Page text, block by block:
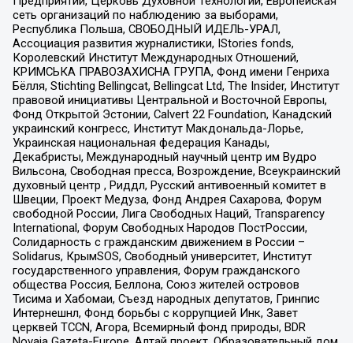
сеть организаций по наблюдению за выборами,
Республика Польша, СВОБОДНЫЙ ИДЕЛЬ-УРАЛ,
Ассоциация развития журналистики, IStories fonds,
Королевский Институт Международных Отношений,
КРИМСЬКА ПРАВОЗАХИСНА ГРУПА, Фонд имени Генриха
Бёлля, Stichting Bellingcat, Bellingcat Ltd, The Insider, Институт
правовой инициативы Центральной и Восточной Европы,
Фонд Открытой Эстонии, Calvert 22 Foundation, Канадский
украинский конгресс, Институт Макдональда-Лорье,
Украинская национальная федерация Канады,
Декабристы, Международный научный центр им Вудро
Вильсона, Свободная пресса, Возрождение, Всеукраинский
духовный центр , Риддл, Русский антивоенный комитет в
Швеции, Проект Медуза, Фонд Андрея Сахарова, Форум
свободной России, Лига Свободных Наций, Transparеncy
International, Форум Свободных Народов ПостРоссии,
Солидарность с гражданским движением в России –
Solidarus, КрымSOS, Свободный университет, Институт
государственного управления, Форум гражданского
общества Россия, Беллона, Союз жителей островов
Тисима и Хабомаи, Съезд народных депутатов, Гринпис
Интернешнл, Фонд борьбы с коррупцией Инк, Завет
церквей TCCN, Агора, Всемирный фонд природы, BDR